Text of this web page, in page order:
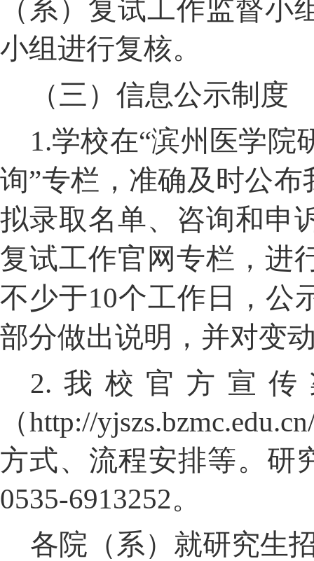
（系）复试工作监督
小组进行复核。
（三）信息公示制度
1.学校在“滨州医学院
询”专栏，准确及时公
拟录取名单、咨询和申
复试工作官网专栏，进
不少于10个工作日，公
部分做出说明，并对变
2. 我校官方宣
（http://
方式、流程安排等。研
0535-6913252。
各院（系）就研究生